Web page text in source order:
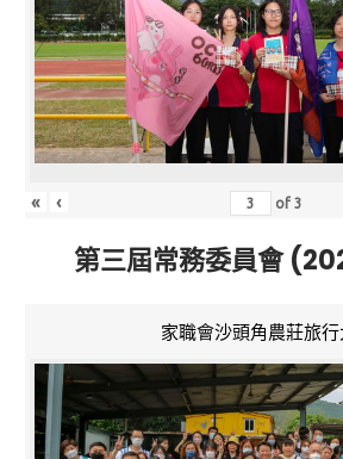
« ‹ of3
第三屆常務委員會
家職會沙頭角農莊旅行